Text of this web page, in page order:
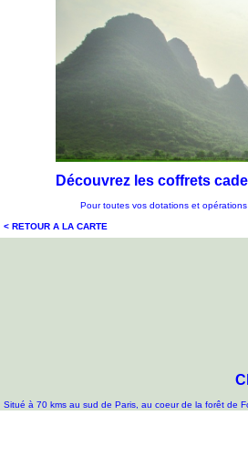
Découvrez les coffrets
Pour toutes vos dotations et
< RETOUR A LA CARTE
Situé à 70 kms au sud de Paris, au coeur de la forêt de